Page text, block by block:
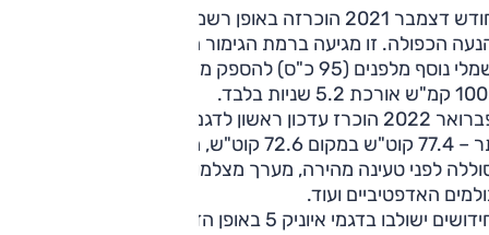
בחודש דצמבר 2021 הוכרזה באופן רשמי תחילת השיווק של
הכפולה. זו מגיעה ברמת הגימור הבכירה ('עילית') ועם מנוע
בפברואר 2022 הוכרז עדכון ראשון לדגם. העדכון כולל סוללה
יותר – 77.4 קוט"ש במקום 72.6 קוט"ש, מערכת לחימום מקדים של
לפני טעינה מהירה, מערך מצלמות דיגיטלי (אופציה),
האדפטיביים ועוד.
החידושים ישולבו בדגמי איוניק 5 באופן הדרגתי החל מהמחצית